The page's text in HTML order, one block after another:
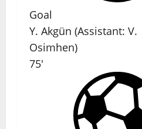
Goal
Y. Akgün (Assistant: V.
Osimhen)
75'